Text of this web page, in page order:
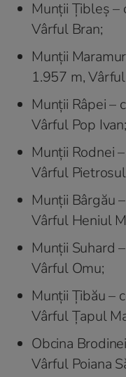
Munții Țibleș –
Vârful Bran;
Munții
1.957 m,
Munții Râpei –
Vârful Pop Ivan;
Munții Rodnei
Vârful
Munții Bârgău
Vârful Heniul
Munții Suhard
Vârful Omu;
Munții Țibău –
Vârful Țapul
Obcina
Vârful Poiana